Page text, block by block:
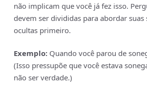
não implicam que você já fez isso.
devem ser divididas para abordar suas
ocultas primeiro.
Exemplo: Quando você parou de
(Isso pressupõe que você estava
não ser verdade.)